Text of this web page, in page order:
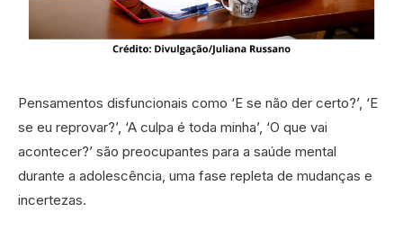
Pensamentos disfuncionais como ‘E se não der certo?’, ‘E
se eu reprovar?’, ‘A culpa é toda minha’, ‘O que vai
acontecer?’ são preocupantes para a saúde mental
durante a adolescência, uma fase repleta de mudanças e
incertezas.